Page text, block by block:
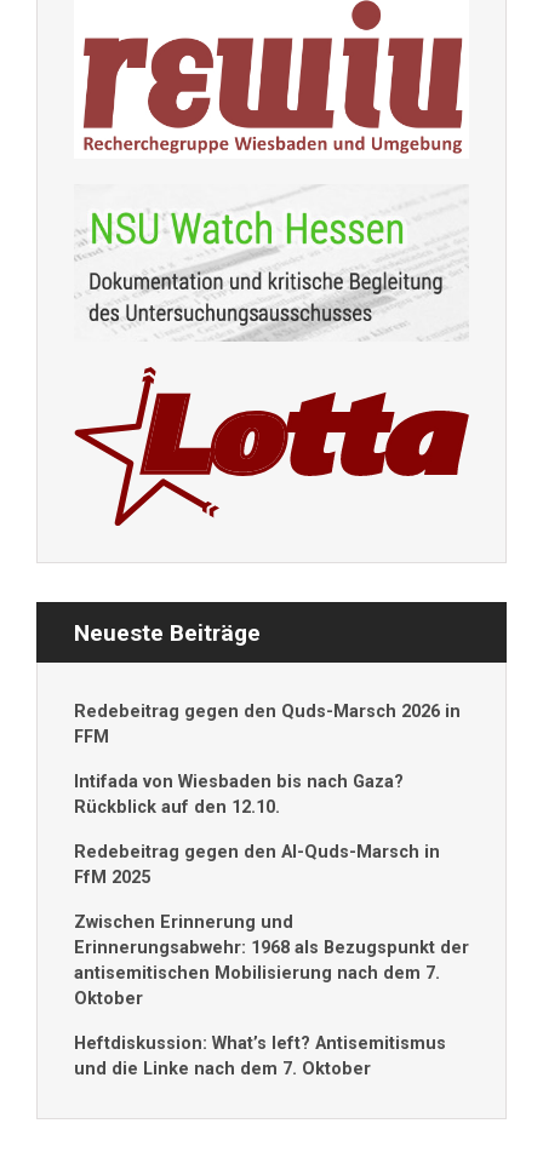
Neueste Beiträge
Redebeitrag gegen den Quds-Marsch 2026 in
FFM
Intifada von Wiesbaden bis nach Gaza?
Rückblick auf den 12.10.
Redebeitrag gegen den Al-Quds-Marsch in
FfM 2025
Zwischen Erinnerung und
Erinnerungsabwehr: 1968 als Bezugspunkt der
antisemitischen Mobilisierung nach dem 7.
Oktober
Heftdiskussion: What’s left? Antisemitismus
und die Linke nach dem 7. Oktober